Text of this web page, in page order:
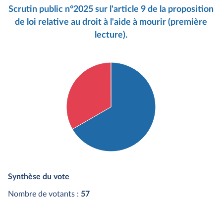
Scrutin public n°2025 sur l'article 9 de la proposition
de loi relative au droit à l'aide à mourir (première
lecture).
Synthèse du vote
Nombre de votants : 57